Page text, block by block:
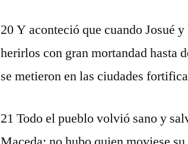
20 Y aconteció que cuando Josué
herirlos con gran mortandad hasta
se metieron en las ciudades
21 Todo el pueblo volvió sano y